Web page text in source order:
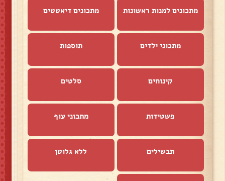
מתכונים למנות ראשונות מתכונים דיאטטים
מתכוני ילדים תוספות
קינוחים סלטים
פשטידות מתכוני עוף
תבשילים ללא גלוטן